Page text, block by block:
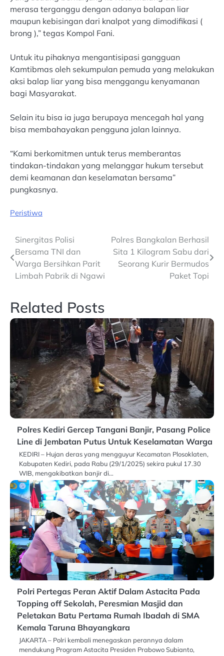
merasa terganggu dengan adanya balapan liar
maupun kebisingan dari knalpot yang dimodifikasi (
brong ),” tegas Kompol Fani.
Untuk itu pihaknya mengantisipasi gangguan
Kamtibmas oleh sekumpulan pemuda yang melakukan
aksi balap liar yang bisa menggangu kenyamanan
bagi Masyarakat.
Selain itu bisa ia juga berupaya mencegah hal yang
bisa membahayakan pengguna jalan lainnya.
“Kami berkomitmen untuk terus memberantas
tindakan-tindakan yang melanggar hukum tersebut
demi keamanan dan keselamatan bersama”
pungkasnya.
Peristiwa
Post
navigation
Sinergitas Polisi
Bersama TNI dan
Warga Bersihkan Parit
Limbah Pabrik di Ngawi
Polres Bangkalan Berhasil
Sita 1 Kilogram Sabu dari
Seorang Kurir Bermudos
Paket Topi
Related Posts
Polres Kediri Gercep Tangani Banjir, Pasang Police
Line di Jembatan Putus Untuk Keselamatan Warga
KEDIRI – Hujan deras yang mengguyur Kecamatan Plosoklaten,
Kabupaten Kediri, pada Rabu (29/1/2025) sekira pukul 17.30
WIB, mengakibatkan banjir di…
Polri Pertegas Peran Aktif Dalam Astacita Pada
Topping off Sekolah, Peresmian Masjid dan
Peletakan Batu Pertama Rumah Ibadah di SMA
Kemala Taruna Bhayangkara
JAKARTA – Polri kembali menegaskan perannya dalam
mendukung Program Astacita Presiden Prabowo Subianto,